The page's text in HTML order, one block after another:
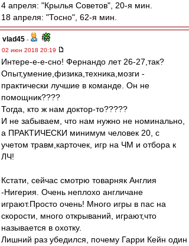
4 апреля: "Крылья Советов", 20-я мин.
18 апреля: "Тосно", 62-я мин.
vlad45 -
02 июн 2018 20:19
Интере-е-е-сно! Фернандо лет 26-27,так?
Опыт,умение,физика,техника,мозги -
практически лучшие в команде. Он не
помощник????
Тогда, кто ж нам доктор-то?????
И не забываем, что нам нужно не номинально,
а ПРАКТИЧЕСКИ минимум человек 20, с
учетом травм,карточек, игр на ЧМ и отбора к
ЛЧ!
Кстати, сейчас смотрю товарняк Англия
-Нигерия. Очень неплохо англичане
играют.Просто очень! Много игры в пас на
скорости, много открываний, играют,что
называется в охотку.
Лишний раз убедился, почему Гарри Кейн один